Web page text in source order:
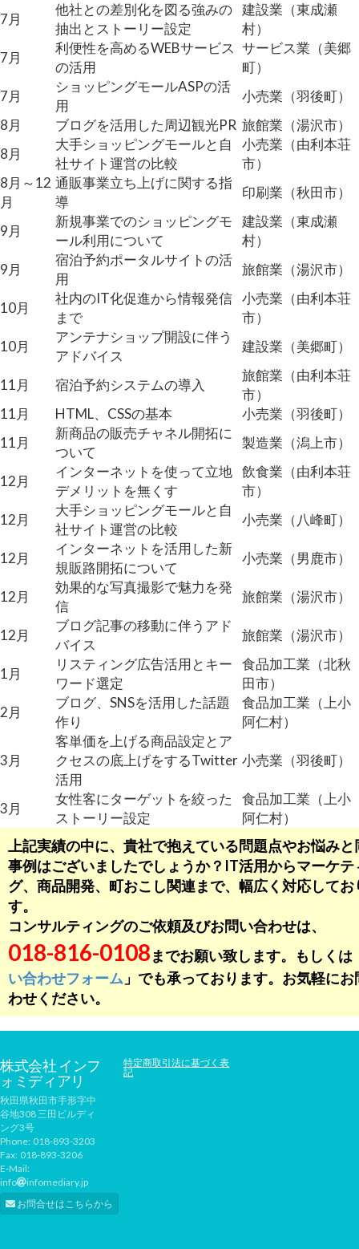
7月
他社との差別化を図る強みの
抽出とストーリー設定
建設業（東成瀬
村）
7月
利便性を高めるWEBサービス
の活用
サービス業（美郷
町）
7月
ショッピングモールASPの活
用
小売業（羽後町）
8月
ブログを活用した周辺観光PR 旅館業（湯沢市）
8月
大手ショッピングモールと自
社サイト運営の比較
小売業（由利本荘
市）
8月～12
月
通販事業立ち上げに関する指
導
印刷業（秋田市）
9月
新規事業でのショッピングモ
ール利用について
建設業（東成瀬
村）
9月
宿泊予約ポータルサイトの活
用
旅館業（湯沢市）
10月
社内のIT化促進から情報発信
まで
小売業（由利本荘
市）
10月
アンテナショップ開設に伴う
アドバイス
建設業（美郷町）
11月 宿泊予約システムの導入
旅館業（由利本荘
市）
11月
HTML、CSSの基本
小売業（羽後町）
11月
新商品の販売チャネル開拓に
ついて
製造業（潟上市）
12月
インターネットを使って立地
デメリットを無くす
飲食業（由利本荘
市）
12月
大手ショッピングモールと自
社サイト運営の比較
小売業（八峰町）
12月
インターネットを活用した新
規販路開拓について
小売業（男鹿市）
12月
効果的な写真撮影で魅力を発
信
旅館業（湯沢市）
12月
ブログ記事の移動に伴うアド
バイス
旅館業（湯沢市）
1月
リスティング広告活用とキー
ワード選定
食品加工業（北秋
田市）
2月
ブログ、SNSを活用した話題
作り
食品加工業（上小
阿仁村）
3月
客単価を上げる商品設定とア
クセスの底上げをするTwitter
活用
小売業（羽後町）
3月
女性客にターゲットを絞った
ストーリー設定
食品加工業（上小
阿仁村）
上記実績の中に、貴社で抱えている問題点やお悩みと
事例はございましたでしょうか？IT活用からマーケテ
グ、商品開発、町おこし関連まで、幅広く対応してお
す。
コンサルティングのご依頼及びお問い合わせは、
018-816-0108までお願い致します。もしくは
い合わせフォーム 」でも承っております。お気軽にお
わせください。
株式会社 インフ
ォミディアリ
秋田県秋田市手形字中
谷地308 三田ビルディ
ング3号
Phone: 018-893-3203
Fax: 018-893-3206
E-Mail:
info
infomediary.jp
お問合せはこちらから
特定商取引法に基づく表
記